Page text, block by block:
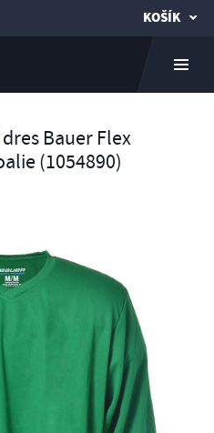
KOŠÍK
Bauer Flex
(1054890)